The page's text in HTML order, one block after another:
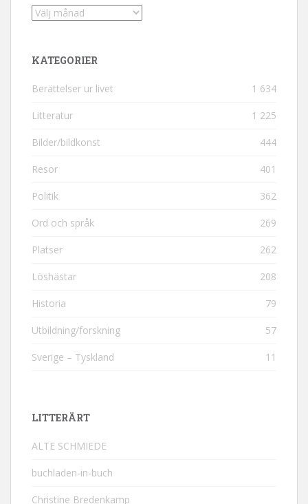
Arkiv
KATEGORIER
Berättelser ur livet 1 634
Litteratur 1 225
Bilder/bildkonst 444
Resor 401
Politik 362
Ord och språk 269
Platser 262
Löshästar 208
Historia 79
Utbildning/forskning 57
Sverige – Tyskland 11
LITTERÄRT
ALTE SCHMIEDE
buchladen-in-buch
Christine Bredenkamp